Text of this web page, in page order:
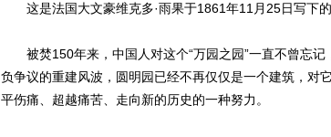
这是法国大文豪维克多·雨果于1861年11月25日写下的
被焚150年来，中国人对这个“万园之园”一直不曾忘记
负争议的重建风波，圆明园已经不再仅仅是一个建筑，对
平伤痛、超越痛苦、走向新的历史的一种努力。